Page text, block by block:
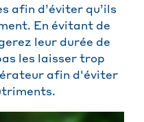
afin d’éviter qu’ils
En évitant de
leur durée de
les laisser trop
afin d'éviter